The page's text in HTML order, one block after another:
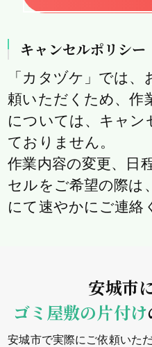
キャンセルポリシー
「カタヅケ」では
頼いただくため、作
については、キャン
ておりません。
作業内容の変更、日
セルをご希望の際は
にて速やかにご連絡
安城市
ゴミ屋敷の片付け
安城市で実際にご依頼いた